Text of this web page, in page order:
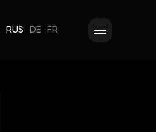
RUS DE FR